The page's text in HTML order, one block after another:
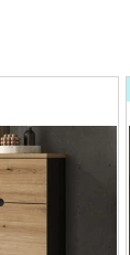
4 částí:
2 x dveře
cm